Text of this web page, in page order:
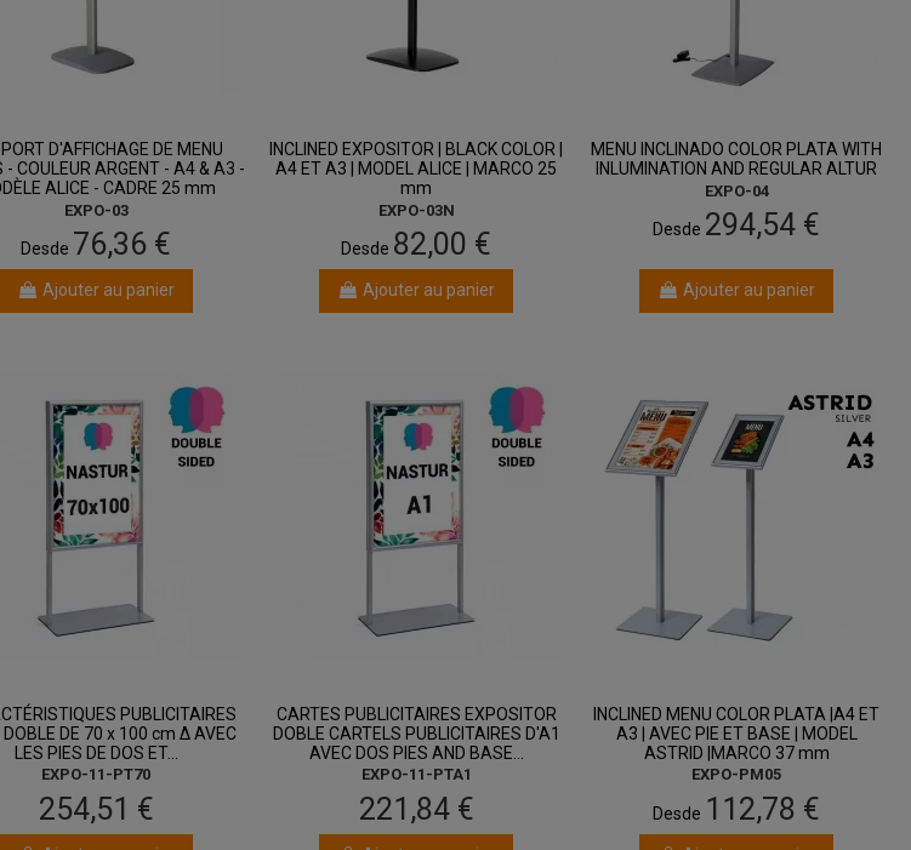
D'AFFICHAGE DE MENU
- COULEUR ARGENT - A4 & A3 -
ALICE - CADRE 25 mm
EXPO-03
Desde 76,36 €
Ajouter au panier
INCLINED EXPOSITOR | BLACK COLOR |
A4 ET A3 | MODEL ALICE | MARCO 25
mm
EXPO-03N
Desde 82,00 €
Ajouter au panier
MENU INCLINADO COLOR PLATA WITH
INLUMINATION AND REGULAR ALTUR
EXPO-04
Desde 294,54 €
Ajouter au panier
PUBLICITAIRES
DOBLE DE 70 x 100 cm Δ AVEC
LES PIES DE DOS ET...
EXPO-11-PT70
254,51 €
CARTES PUBLICITAIRES EXPOSITOR
DOBLE CARTELS PUBLICITAIRES D'A1
AVEC DOS PIES AND BASE...
EXPO-11-PTA1
221,84 €
INCLINED MENU COLOR PLATA |A4 ET
A3 | AVEC PIE ET BASE | MODEL
ASTRID |MARCO 37 mm
EXPO-PM05
Desde 112,78 €